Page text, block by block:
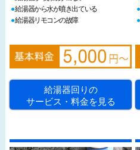
給湯器から水が噴き出ている
給湯器リモコンの故障
給湯器回りの
サービス・料金を見る